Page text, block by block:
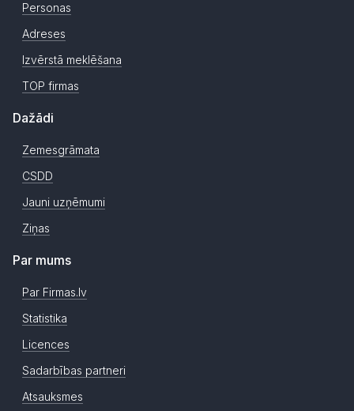
Personas
Adreses
Izvērstā meklēšana
TOP firmas
Dažādi
Zemesgrāmata
CSDD
Jauni uzņēmumi
Ziņas
Par mums
Par Firmas.lv
Statistika
Licences
Sadarbības partneri
Atsauksmes